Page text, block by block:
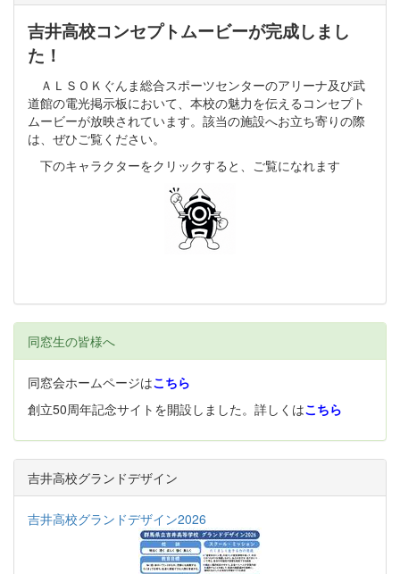
吉井高校コンセプトムービーが完成しまし
た！
ＡＬＳＯＫぐんま総合スポーツセンターのアリーナ及び武
道館の電光掲示板において、本校の魅力を伝えるコンセプト
ムービーが放映されています。該当の施設へお立ち寄りの際
は、ぜひご覧ください。
下のキャラクターをクリックすると、ご覧になれます
同窓生の皆様へ
同窓会ホームページはこちら
創立50周年記念サイトを開設しました。詳しくはこちら
吉井高校グランドデザイン
吉井高校グランドデザイン2026